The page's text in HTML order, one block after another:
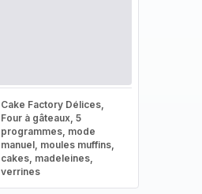
Cake Factory Délices,
Four à gâteaux, 5
programmes, mode
manuel, moules muffins,
cakes, madeleines,
verrines